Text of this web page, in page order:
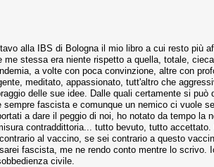
alla IBS di Bologna il mio libro a cui resto più
stessa era niente rispetto a quella, totale,
a volte con poca convinzione, altre con
meditato, appassionato, tutt'altro che
delle sue idee. Dalle quali certamente si
fascista e comunque un nemico ci vuole
a dare il peggio di noi, ho notato da tempo la
contraddittoria... tutto bevuto, tutto
al vaccino, se sei contrario a questo
fascista, me ne rendo conto mentre lo
civile.